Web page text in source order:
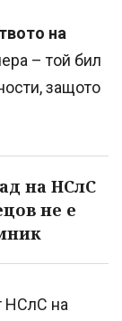
на
– той бил
защото
на НСлС
не е
НСлС на